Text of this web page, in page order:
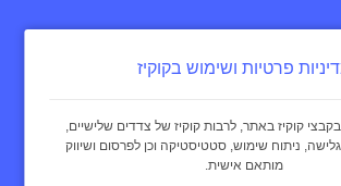
מדיניות פרטיות
פרטיות ושימוש בקוקיז
קוקיז באתר, לרבות קוקיז של צדדים שלישיים,
ניתוח שימוש, סטטיסטיקה וכן לפרסום ושיווק
מותאם אישית.